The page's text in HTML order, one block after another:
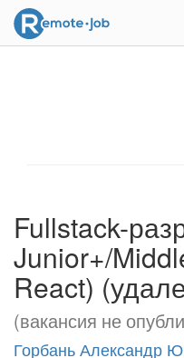
Fullstack-
Junior+/
React)
(вакансия не
Горбань Александр